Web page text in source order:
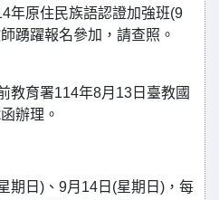
年原住民族語認證加強班(9
踴躍報名參加，請查照。
教育署114年8月13日臺教國
辦理。
期日)、9月14日(星期日)，每